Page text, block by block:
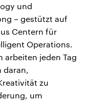
und
– gestützt auf
Centern für
Operations.
arbeiten jeden Tag
daran,
zu
um